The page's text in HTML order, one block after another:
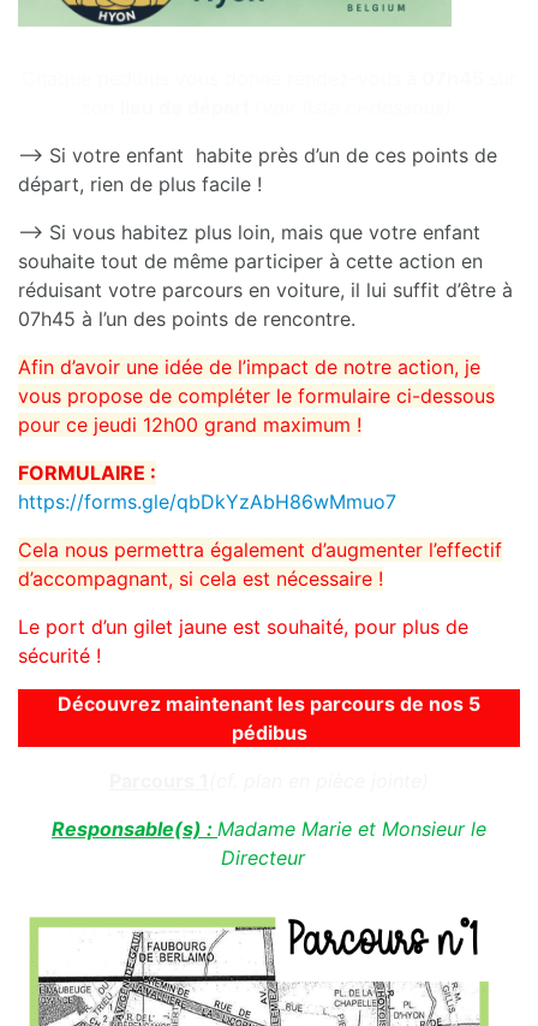
–> Si votre enfant habite près d’un de ces points de
départ, rien de plus facile !
–> Si vous habitez plus loin, mais que votre enfant
souhaite tout de même participer à cette action en
réduisant votre parcours en voiture, il lui suffit d’être à
07h45 à l’un des points de rencontre.
Afin d’avoir une idée de l’impact de notre action, je
vous propose de compléter le formulaire ci-dessous
pour ce jeudi 12h00 grand maximum !
FORMULAIRE :
https://forms.gle/qbDkYzAbH86wMmuo7
Cela nous permettra également d’augmenter l’effectif
d’accompagnant, si cela est nécessaire !
Le port d’un gilet jaune est souhaité, pour plus de
sécurité !
Découvrez maintenant les parcours de nos 5
pédibus
Responsable(s) : Madame Marie et Monsieur le
Directeur